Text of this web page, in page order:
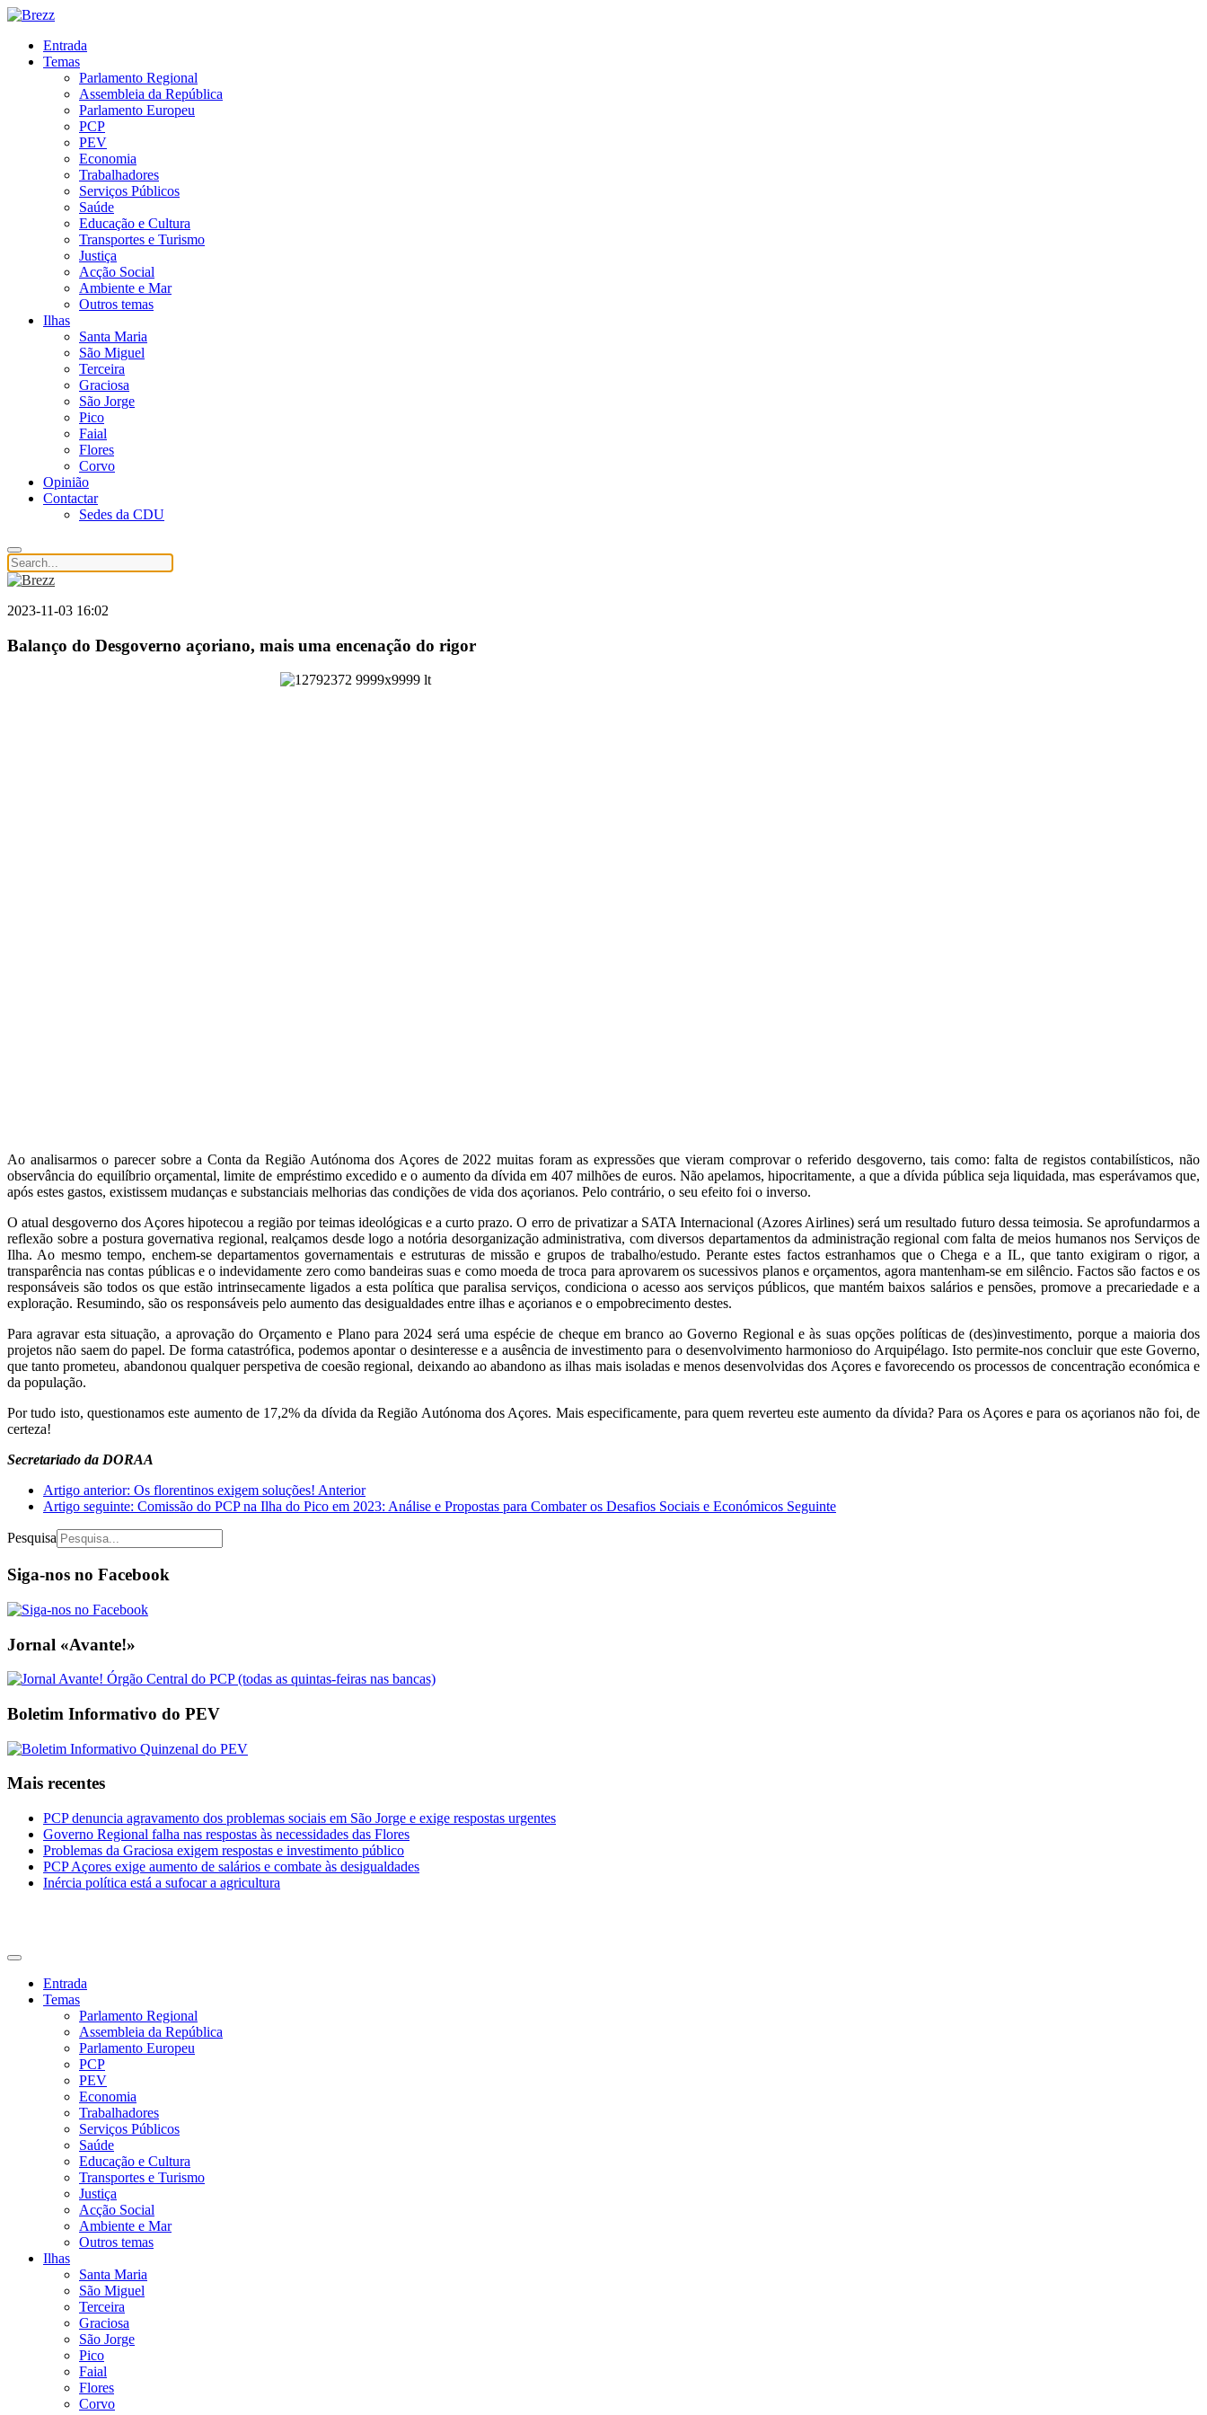
Entrada
Temas
Parlamento Regional
Assembleia da República
Parlamento Europeu
PCP
PEV
Economia
Trabalhadores
Serviços Públicos
Saúde
Educação e Cultura
Transportes e Turismo
Justiça
Acção Social
Ambiente e Mar
Outros temas
Ilhas
Santa Maria
São Miguel
Terceira
Graciosa
São Jorge
Pico
Faial
Flores
Corvo
Opinião
Contactar
Sedes da CDU
2023-11-03 16:02
Balanço do Desgoverno açoriano, mais uma encenação do rigor
Ao analisarmos o parecer sobre a Conta da Região Autónoma dos Açores de 2022 muitas foram as expressões que vieram comprovar o referido desgoverno, tais como: falta de registos contabilísticos, não
observância do equilíbrio orçamental, limite de empréstimo excedido e o aumento da dívida em 407 milhões de euros. Não apelamos, hipocritamente, a que a dívida pública seja liquidada, mas esperávamos que,
após estes gastos, existissem mudanças e substanciais melhorias das condições de vida dos açorianos. Pelo contrário, o seu efeito foi o inverso.
O atual desgoverno dos Açores hipotecou a região por teimas ideológicas e a curto prazo. O erro de privatizar a SATA Internacional (Azores Airlines) será um resultado futuro dessa teimosia. Se aprofundarmos a
reflexão sobre a postura governativa regional, realçamos desde logo a notória desorganização administrativa, com diversos departamentos da administração regional com falta de meios humanos nos Serviços de
Ilha. Ao mesmo tempo, enchem-se departamentos governamentais e estruturas de missão e grupos de trabalho/estudo. Perante estes factos estranhamos que o Chega e a IL, que tanto exigiram o rigor, a
transparência nas contas públicas e o indevidamente zero como bandeiras suas e como moeda de troca para aprovarem os sucessivos planos e orçamentos, agora mantenham-se em silêncio. Factos são factos e os
responsáveis são todos os que estão intrinsecamente ligados a esta política que paralisa serviços, condiciona o acesso aos serviços públicos, que mantém baixos salários e pensões, promove a precariedade e a
exploração. Resumindo, são os responsáveis pelo aumento das desigualdades entre ilhas e açorianos e o empobrecimento destes.
Para agravar esta situação, a aprovação do Orçamento e Plano para 2024 será uma espécie de cheque em branco ao Governo Regional e às suas opções políticas de (des)investimento, porque a maioria dos
projetos não saem do papel. De forma catastrófica, podemos apontar o desinteresse e a ausência de investimento para o desenvolvimento harmonioso do Arquipélago. Isto permite-nos concluir que este Governo,
que tanto prometeu, abandonou qualquer perspetiva de coesão regional, deixando ao abandono as ilhas mais isoladas e menos desenvolvidas dos Açores e favorecendo os processos de concentração económica e
da população.
Por tudo isto, questionamos este aumento de 17,2% da dívida da Região Autónoma dos Açores. Mais especificamente, para quem reverteu este aumento da dívida? Para os Açores e para os açorianos não foi, de
certeza!
Secretariado da DORAA
Artigo anterior: Os florentinos exigem soluções! Anterior
Artigo seguinte: Comissão do PCP na Ilha do Pico em 2023: Análise e Propostas para Combater os Desafios Sociais e Económicos Seguinte
Pesquisa
Siga-nos no Facebook
Jornal «Avante!»
Boletim Informativo do PEV
Mais recentes
PCP denuncia agravamento dos problemas sociais em São Jorge e exige respostas urgentes
Governo Regional falha nas respostas às necessidades das Flores
Problemas da Graciosa exigem respostas e investimento público
PCP Açores exige aumento de salários e combate às desigualdades
Inércia política está a sufocar a agricultura
Entrada
Temas
Parlamento Regional
Assembleia da República
Parlamento Europeu
PCP
PEV
Economia
Trabalhadores
Serviços Públicos
Saúde
Educação e Cultura
Transportes e Turismo
Justiça
Acção Social
Ambiente e Mar
Outros temas
Ilhas
Santa Maria
São Miguel
Terceira
Graciosa
São Jorge
Pico
Faial
Flores
Corvo